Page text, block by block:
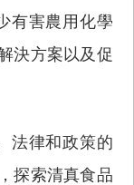
有害農用化學
決方案以及促
法律和政策的
探索清真食品